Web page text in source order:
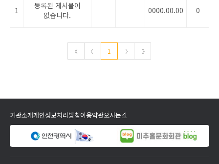
1
등록된 게시물이
없습니다.
0000.00.00 0
《 〈 1 〉 》
기관소개개인정보처리방침이용약관오시는길